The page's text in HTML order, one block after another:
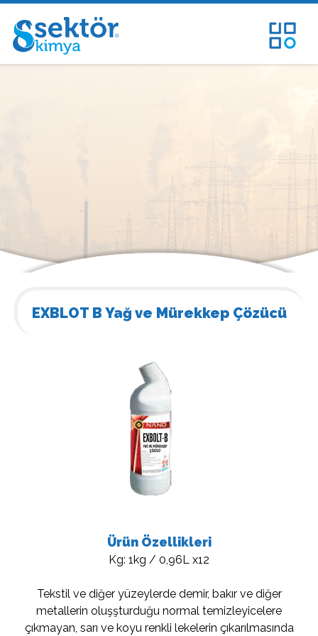
EXBLOT B Yağ ve Mürekkep Çözücü
Ürün Özellikleri
Kg: 1kg / 0,96L x12
Tekstil ve diğer yüzeylerde demir, bakır ve diğer
metallerin oluşşturduğu normal temizleyicelere
çıkmayan, sarı ve koyu renkli lekelerin çıkarılmasında